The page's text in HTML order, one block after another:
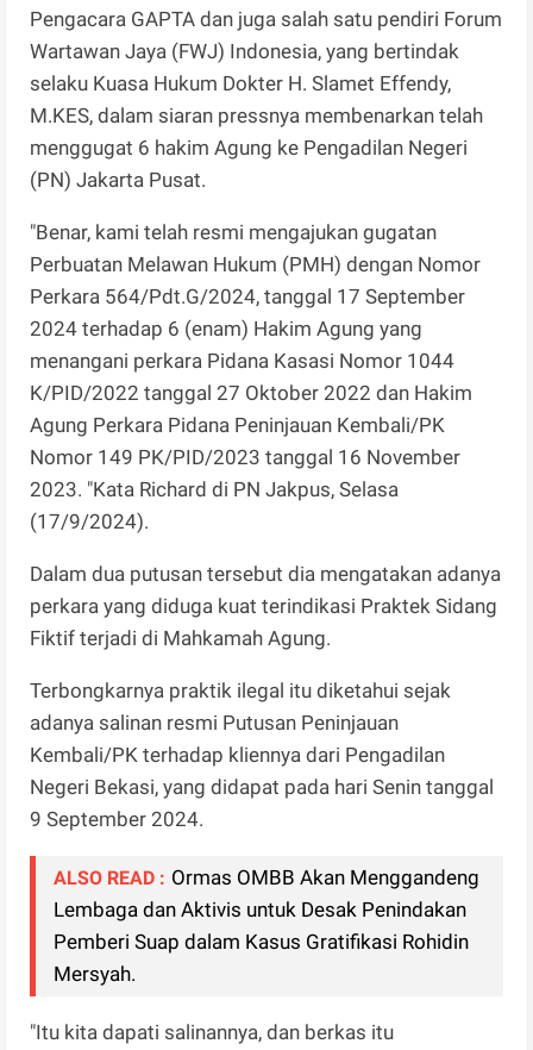
Pengacara GAPTA dan juga salah satu pendiri Forum
Wartawan Jaya (FWJ) Indonesia, yang bertindak
selaku Kuasa Hukum Dokter H. Slamet Effendy,
M.KES, dalam siaran pressnya membenarkan telah
menggugat 6 hakim Agung ke Pengadilan Negeri
(PN) Jakarta Pusat.
"Benar, kami telah resmi mengajukan gugatan
Perbuatan Melawan Hukum (PMH) dengan Nomor
Perkara 564/Pdt.G/2024, tanggal 17 September
2024 terhadap 6 (enam) Hakim Agung yang
menangani perkara Pidana Kasasi Nomor 1044
K/PID/2022 tanggal 27 Oktober 2022 dan Hakim
Agung Perkara Pidana Peninjauan Kembali/PK
Nomor 149 PK/PID/2023 tanggal 16 November
2023. "Kata Richard di PN Jakpus, Selasa
(17/9/2024).
Dalam dua putusan tersebut dia mengatakan adanya
perkara yang diduga kuat terindikasi Praktek Sidang
Fiktif terjadi di Mahkamah Agung.
Terbongkarnya praktik ilegal itu diketahui sejak
adanya salinan resmi Putusan Peninjauan
Kembali/PK terhadap kliennya dari Pengadilan
Negeri Bekasi, yang didapat pada hari Senin tanggal
9 September 2024.
ALSO READ : Ormas OMBB Akan Menggandeng
Lembaga dan Aktivis untuk Desak Penindakan
Pemberi Suap dalam Kasus Gratifikasi Rohidin
Mersyah.
"Itu kita dapati salinannya, dan berkas itu